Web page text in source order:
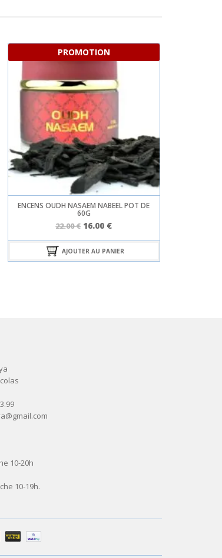
PROMOTION
ENCENS OUDH NASAEM NABEEL POT DE
60G
22.00€ Le
initial
était :
16.00 €Le
actuel
est :
AJOUTER AU PANIER
10-20h
10-19h.